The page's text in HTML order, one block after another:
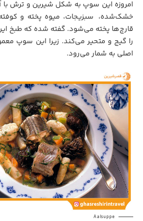
امروزه این سوپ به شکل شیرین و ترش
خشک‌شده، سبزیجات، میوه پخته و
قارچ‌ها پخته می‌شود. گفته شده که طبخ
را گیج و متحیر می‌کند. زیرا این سوپ
اصلی به شمار می‌رود.
Aalsuppe